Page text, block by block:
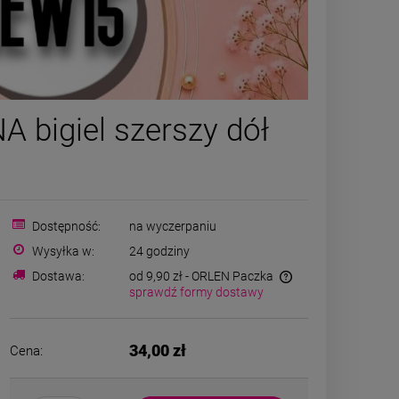
Bransoletka na stopę
STAL CHIRURGICZNA
dostępności
bigiel szerszy dół
Dostępność:
na wyczerpaniu
Wysyłka w:
24 godziny
Dostawa:
od 9,90 zł- ORLEN Paczka
sprawdź formy dostawy
Cena: 34,00 zł